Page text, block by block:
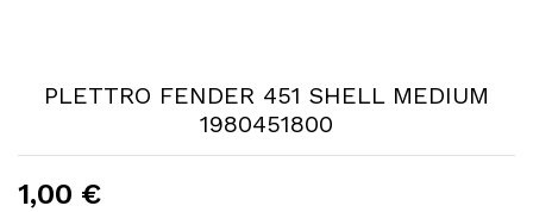
PLETTRO FENDER 451 SHELL MEDIUM
1980451800
1,00 €